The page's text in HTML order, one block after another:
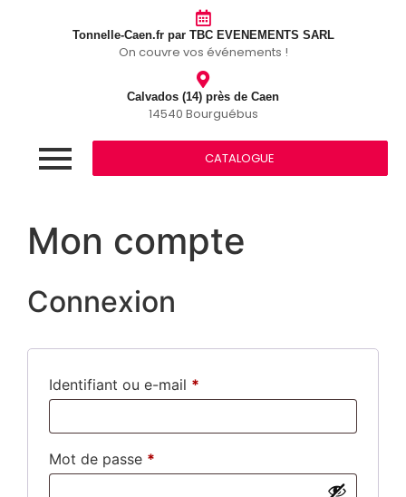
Tonnelle-Caen.fr par TBC EVENEMENTS SARL
On couvre vos événements !
Calvados (14) près de Caen
14540 Bourguébus
CATALOGUE
Mon compte
Connexion
Identifiant ou e-mail *
Mot de passe *